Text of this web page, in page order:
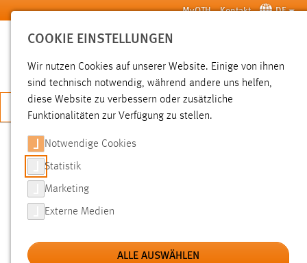
Zum Hauptinhalt springen MyOTH Kontakt DE
SUCHE
JETZT BEWERBEN
SUCHE
FILTER
Typ
COOKIE EINSTELLUNGEN
Wir nutzen Cookies auf unserer Website. Einige von ihnen
sind technisch notwendig, während andere uns helfen,
diese Website zu verbessern oder zusätzliche
Funktionalitäten zur Verfügung zu stellen.
Notwendige Cookies
Statistik
Marketing
Externe Medien
ALLE AUSWÄHLEN